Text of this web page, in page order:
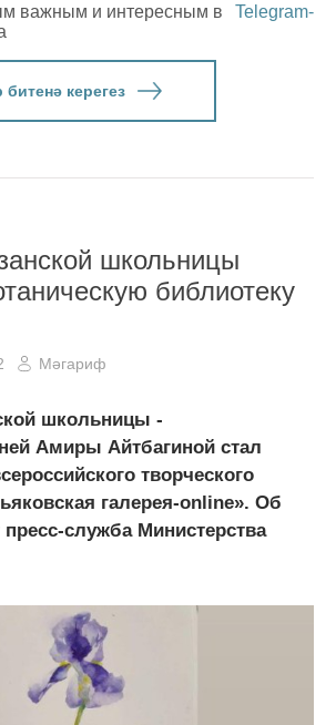
важным и интересным в
Telegram-
керегез
школьницы
библиотеку
Мәгариф
школьницы -
Амиры Айтбагиной стал
творческого
галерея-online». Об
служба Министерства